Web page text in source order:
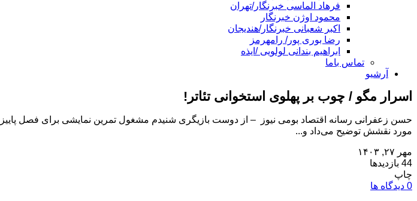
فرهاد الماسی خبرنگار/تهران
محمود اوژن خبرنگار
اکبر شعبانی خبرنگار/هندیجان
رضا بوری پور/ رامهرمز
ابراهیم بندانی لولویی /ایذه
تماس باما
آرشیو
اسرار مگو / چوب بر پهلوی استخوانی تئاتر!
حسن زعفرانی رسانه اقتصاد بومی نیوز – از دوست بازیگری شنیدم مشغول تمرین نمایشی برای فصل
مورد نقشش توضیح می‌داد و...
مهر ۲۷, ۱۴۰۳
44 بازدیدها
چاپ
0 دیدگاه ها